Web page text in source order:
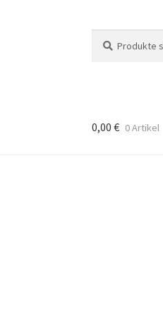
nach:
0,00 € 0 Artikel